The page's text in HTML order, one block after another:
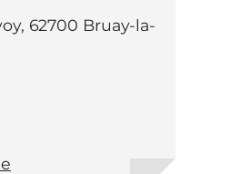
62700 Bruay-la-